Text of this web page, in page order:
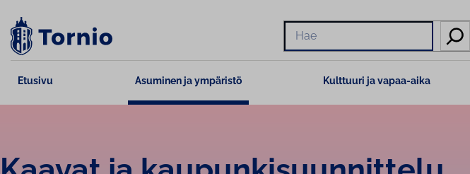
sisältöön
Hae
Etusivu Asuminen ja ympäristö Kulttuuri ja vapaa-aika